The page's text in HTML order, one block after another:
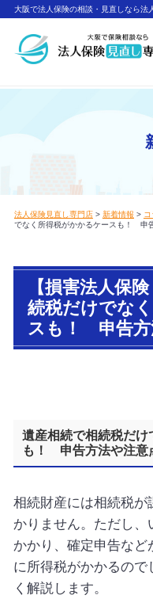
大阪で法人保険の相談・見直しなら法
法人保険見直し専門店> 新着情報 > コ
でなく所得税がかかるケースも！ 申
【損害法人保
続税だけでな
スも！ 申告方
遺産相続で相続税だ
も！ 申告方法や注意
相続財産には相続税が
かりません。ただし
かかり、確定申告な
に所得税がかかるの
く解説します。